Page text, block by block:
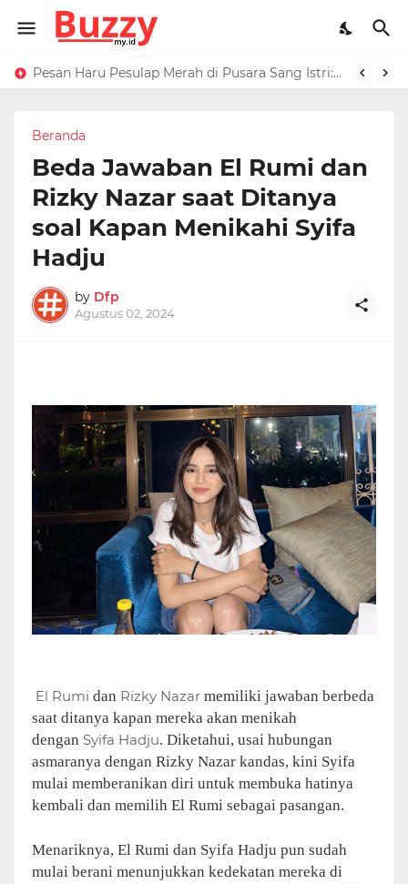
Pesan Haru Pesulap Merah di Pusara Sang Istri: Sekarang Kamu Enggak Perlu Sakit Disuntik Lagi
Raffi Ahmad Masih di LN, Kirim Rp 1 M ke Jeje Buat Korban Longsor Bandung Barat
Beranda
Beda Jawaban El Rumi dan
Rizky Nazar saat Ditanya
soal Kapan Menikahi Syifa
Hadju
by Dfp
Agustus 02, 2024
El Rumi dan Rizky Nazar memiliki jawaban berbeda
saat ditanya kapan mereka akan menikah
dengan Syifa Hadju. Diketahui, usai hubungan
asmaranya dengan Rizky Nazar kandas, kini Syifa
mulai memberanikan diri untuk membuka hatinya
kembali dan memilih El Rumi sebagai pasangan.
Menariknya, El Rumi dan Syifa Hadju pun sudah
mulai berani menunjukkan kedekatan mereka di